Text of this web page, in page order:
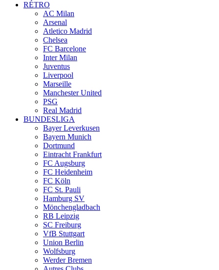
RÉTRO
AC Milan
Arsenal
Atletico Madrid
Chelsea
FC Barcelone
Inter Milan
Juventus
Liverpool
Marseille
Manchester United
PSG
Real Madrid
BUNDESLIGA
Bayer Leverkusen
Bayern Munich
Dortmund
Eintracht Frankfurt
FC Augsburg
FC Heidenheim
FC Köln
FC St. Pauli
Hamburg SV
Mönchengladbach
RB Leipzig
SC Freiburg
VfB Stuttgart
Union Berlin
Wolfsburg
Werder Bremen